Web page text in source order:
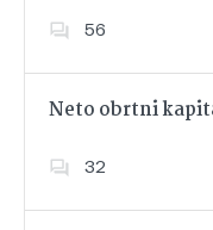
56
Neto obrtni
32